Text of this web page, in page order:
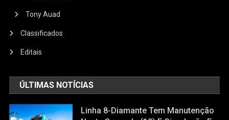
Tony Auad
Classificados
Editais
ÚLTIMAS NOTÍCIAS
Linha 8-Diamante Tem Manutenção